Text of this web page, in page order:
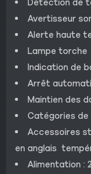
Détection de
Avertisseur
Alerte haute
Lampe torche
Indication de
Arrêt
Maintien des
Catégories de
Accessoires
en anglais
Alimentation :